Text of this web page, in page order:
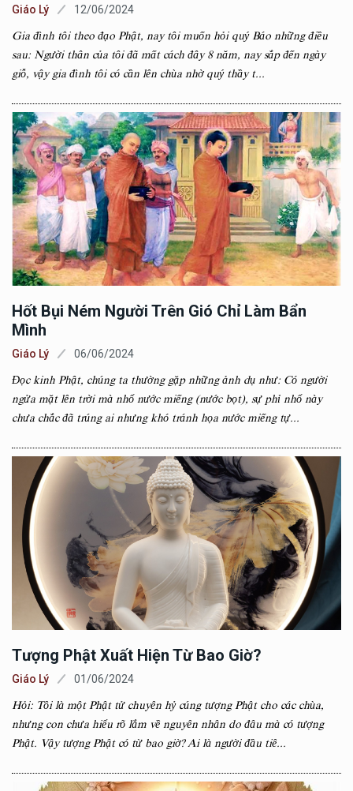
Giáo Lý 12/06/2024
Gia đình tôi theo đạo Phật, nay tôi muốn hỏi quý Báo những điều
sau: Người thân của tôi đã mất cách đây 8 năm, nay sắp đến ngày
giỗ, vậy gia đình tôi có cần lên chùa nhờ quý thầy t...
Hốt Bụi Ném Người Trên Gió Chỉ Làm Bẩn
Mình
Giáo Lý 06/06/2024
Đọc kinh Phật, chúng ta thường gặp những ảnh dụ như: Có người
ngửa mặt lên trời mà nhổ nước miếng (nước bọt), sự phỉ nhổ này
chưa chắc đã trúng ai nhưng khó tránh họa nước miếng tự...
Tượng Phật Xuất Hiện Từ Bao Giờ?
Giáo Lý 01/06/2024
Hỏi: Tôi là một Phật tử chuyên hỷ cúng tượng Phật cho các chùa,
nhưng con chưa hiểu rõ lắm về nguyên nhân do đâu mà có tượng
Phật. Vậy tượng Phật có từ bao giờ? Ai là người đầu tiê...